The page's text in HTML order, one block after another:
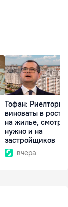
Тофан: Риелторы
виноваты в росте
на жилье,
нужно и на
застройщиков
вчера